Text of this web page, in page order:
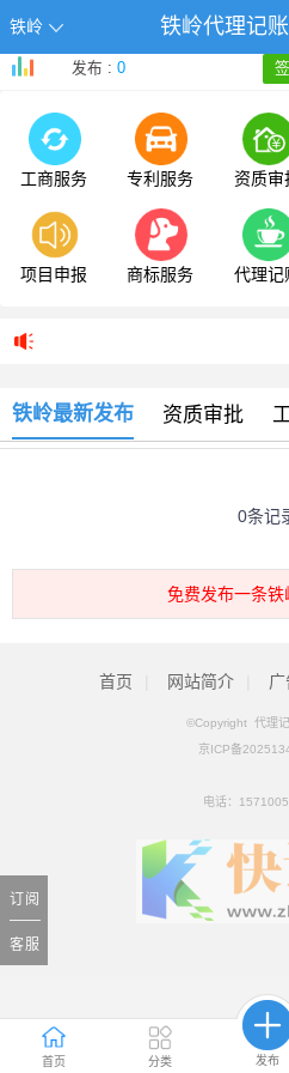
铁岭 铁岭代理记
首页 分类 发布
发布 :0
工商服务 专利服务 资质审
项目申报 商标服务 代理记
铁岭最新发布 资质审批
0条记
免费发布一条铁
订阅
客服
首页 网站简介
©Copyright 代理
京ICP备
电话：